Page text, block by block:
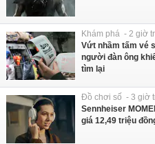
Khám phá - 2 giờ
Vứt nhầm tấm vé
người đàn ông
tìm lại
Đồ chơi số - 3 giờ
Sennheiser
giá 12,49 triệu